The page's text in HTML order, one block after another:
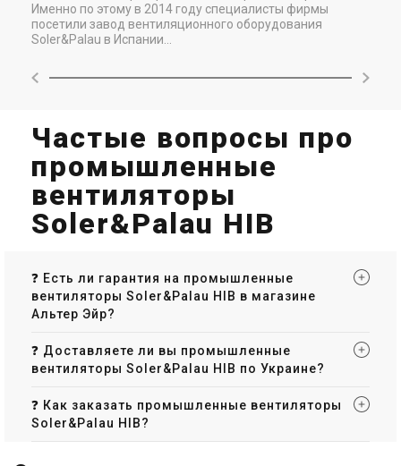
Именно по этому в 2014 году специалисты фирмы
посетили завод вентиляционного оборудования
Soler&Palau в Испании...
Частые вопросы про
промышленные
вентиляторы
Soler&Palau HIB
❓ Есть ли гарантия на промышленные
вентиляторы Soler&Palau HIB в магазине
Альтер Эйр?
❓ Доставляете ли вы промышленные
вентиляторы Soler&Palau HIB по Украине?
❓ Как заказать промышленные вентиляторы
Soler&Palau HIB?